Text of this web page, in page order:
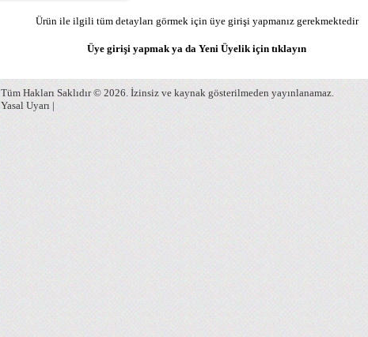
Ürün ile ilgili tüm detayları görmek için üye girişi yapmanız gerekmektedir
Üye girişi yapmak ya da Yeni Üyelik içintıklayın
Tüm Hakları Saklıdır © 2026. İzinsiz ve kaynak gösterilmeden yayınlanamaz.
Yasal Uyarı|